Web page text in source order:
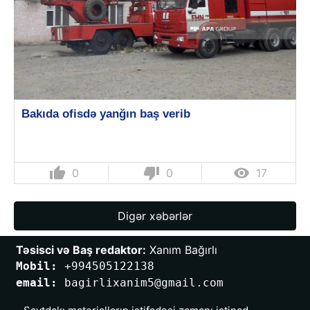
Bakıda ofisdə yanğın baş verib
thumb_up 0 thumb_down 0  17
Digər xəbərlər
Təsisci və Baş redaktor: Xanım Bağırlı
Mobil: +994505122138
email:
bagirlixanim5@gmail.com